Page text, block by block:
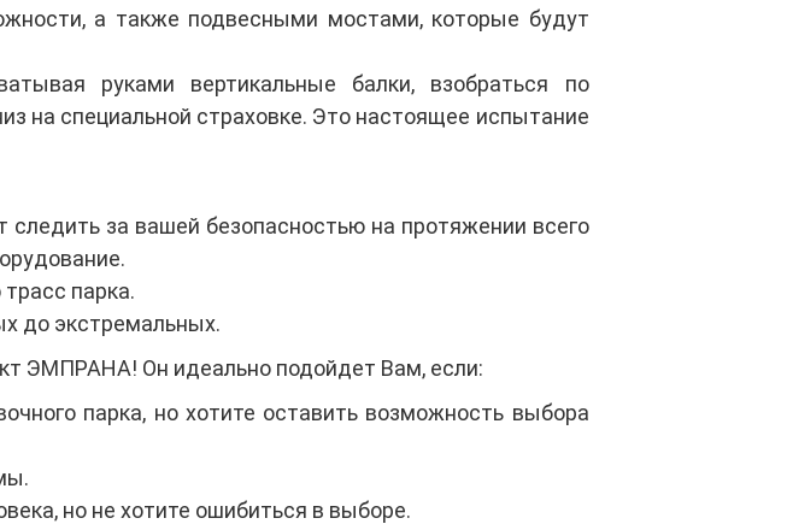
а также подвесными мостами, которые будут
руками вертикальные балки, взобраться по
на специальной страховке. Это настоящее испытание
за вашей безопасностью на протяжении всего
парка.
до экстремальных.
ЭМПРАНА! Он идеально подойдет Вам, если:
парка, но хотите оставить возможность выбора
но не хотите ошибиться в выборе.